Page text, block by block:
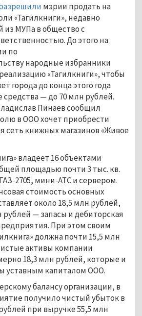
мэрии продать на
«Тагилкниги», недавно
из МУПа в общество с
До этого на
по
народные избранники
«Тагилкниги», чтобы
города до конца этого года
— до 70 млн рублей.
Пинаев сообщил
в ООО хочет приобрести
сеть книжных магазинов «Живое
владеет 16 объектами
площадью почти 3 тыс. кв.
2705, мини-АТС и сервером.
стоимость основных
около 18,5 млн рублей,
— запасы и дебиторская
При этом своим
должна почти 15,5 млн
активы компании
18,3 млн рублей, которые и
уставным капиталом ООО.
балансу организации, в
получило чистый убыток в
при выручке 55,5 млн